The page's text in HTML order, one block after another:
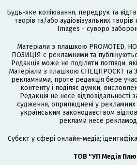
Будь-яке копіювання, передрук та
творів та/або аудіовізуальних
Images - суворо
Матеріали з плашкою PROMOTED,
ПОЗИЦІЯ є рекламними та
Редакція може не поділяти погляди,
Матеріали з плашкою СПЕЦПРОЄКТ та
рекламними, проте редакція бере
контенту і поділяє думки,
Редакція не несе відповідальності
судження, оприлюднені у рекламних
українським законодавством
реклами несе
Cубєкт у сфері онлайн-медіа;
ТОВ "УП Медіа